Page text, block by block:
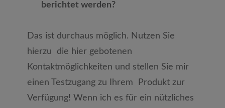
berichtet werden?
Das ist durchaus möglich. Nutzen Sie
hierzu die hier gebotenen
Kontaktmöglichkeiten und stellen Sie mir
einen Testzugang zu Ihrem Produkt zur
Verfügung! Wenn ich es für ein nützliches